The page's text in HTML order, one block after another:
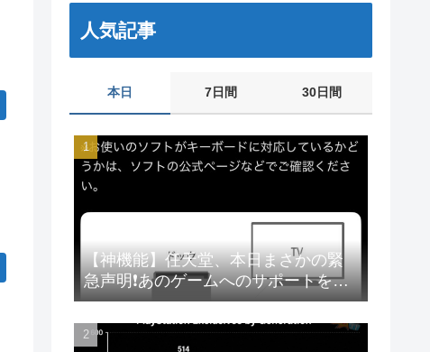
人気記事
本日 7日間 30日間
【神機能】任天堂、本日まさかの緊
急声明❗あのゲームへのサポートを徹
底